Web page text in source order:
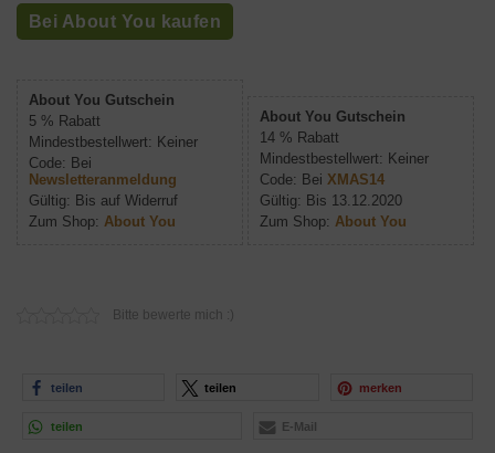
Bei About You kaufen
About You Gutschein
5 % Rabatt
Mindestbestellwert: Keiner
Code: Bei
Newsletteranmeldung
Gültig: Bis auf Widerruf
Zum Shop: About You
About You Gutschein
14 % Rabatt
Mindestbestellwert: Keiner
Code: Bei XMAS14
Gültig: Bis 13.12.2020
Zum Shop: About You
Bitte bewerte mich :)
teilen teilen merken
teilen E-Mail